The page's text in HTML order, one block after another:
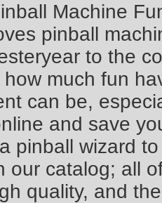
Machine
pinball
to the
much fun
can be,
and save
pinball wizard
our catalog; all
quality, and